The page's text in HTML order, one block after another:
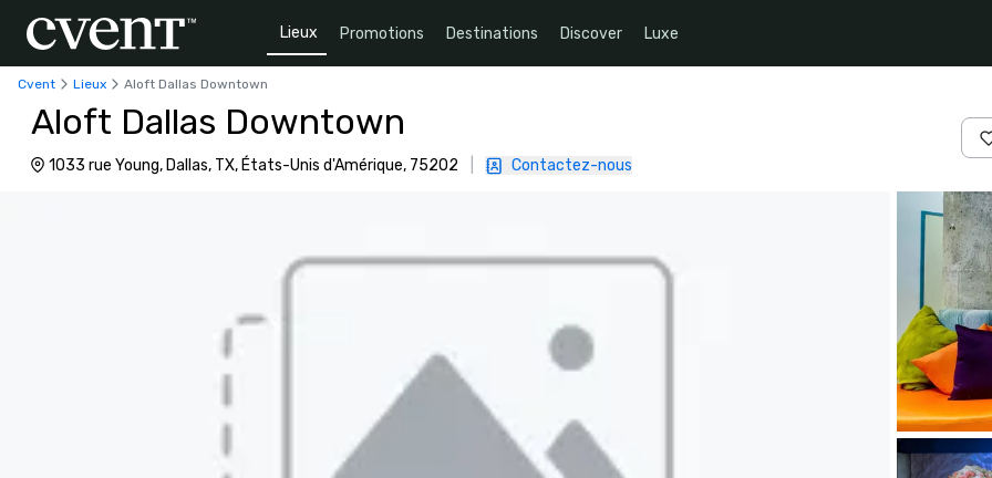
Lieux Promotions Destinations Discover Luxe
Cvent Lieux Aloft Dallas Downtown
Aloft Dallas Downtown
1033 rue Young, Dallas, TX, États-Unis d'Amérique, 75202 Contactez-nous